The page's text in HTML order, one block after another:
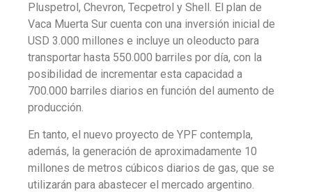
Pluspetrol, Chevron, Tecpetrol y Shell. El plan de
Vaca Muerta Sur cuenta con una inversión inicial de
USD 3.000 millones e incluye un oleoducto para
transportar hasta 550.000 barriles por día, con la
posibilidad de incrementar esta capacidad a
700.000 barriles diarios en función del aumento de
producción.
En tanto, el nuevo proyecto de YPF contempla,
además, la generación de aproximadamente 10
millones de metros cúbicos diarios de gas, que se
utilizarán para abastecer el mercado argentino.